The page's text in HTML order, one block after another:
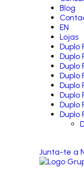
Blog
EN
Lojas
Duplo
Duplo
Duplo
Duplo
Duplo
Duplo
Duplo
Duplo
Junta-te a